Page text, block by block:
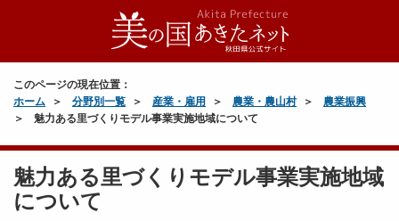
このページの現在位置：
ホーム
分野別一覧 産業・雇用 農業・農山村
農業振興
魅力ある里づくりモデル事業実施地域について
魅力ある里づくりモデル事業実施地域
について